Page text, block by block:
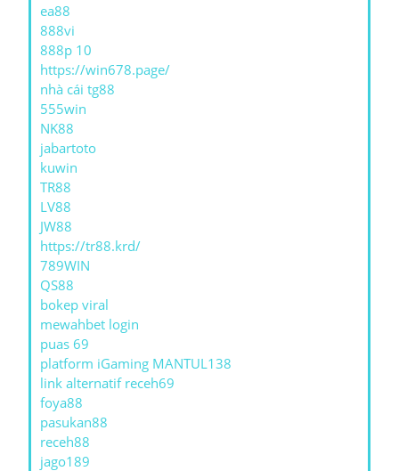
ea88
888vi
888p 10
https://win678.page/
nhà cái tg88
555win
NK88
jabartoto
kuwin
TR88
LV88
JW88
https://tr88.krd/
789WIN
QS88
bokep viral
mewahbet login
puas 69
platform iGaming MANTUL138
link alternatif receh69
foya88
pasukan88
receh88
jago189